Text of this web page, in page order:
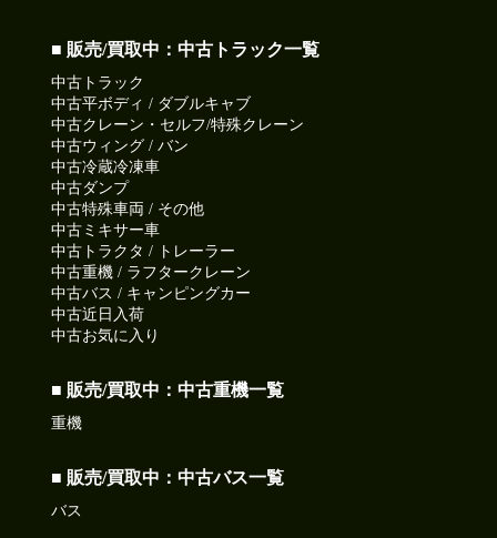
【商品番号:14291】高所作業車 H23 デュトロ アイチコーポレ
ーション製 電工仕様 FRPバケット サブバッテリー仕様
☎0120-93-8833 営業担当:児玉
「HP見て」とお伝えいただけるとスムーズです❗
2026-07-15
気温上昇35℃超えるかも!!
今日も元気に頑張りましょう!
●本日ご紹介車両●
【商品番号:14237】高所作業車 H18 デュトロ アイチコーポレ
ーション製 地上高22.1m 自動格納機能 首振りバケット
☎0120-98-1457 営業担当:阿部
「HP見て」とお伝えいただけるとスムーズです❗
今日は明治19年に日本標準時の基準を東経135度に制定され
た日
■ 販売/買取中：中古トラック一覧
中古トラック
中古平ボディ / ダブルキャブ
中古クレーン・セルフ/特殊クレーン
中古ウィング / バン
中古冷蔵冷凍車
中古ダンプ
中古特殊車両 / その他
中古ミキサー車
中古トラクタ / トレーラー
中古重機 / ラフタークレーン
中古バス / キャンピングカー
中古近日入荷
中古お気に入り
■ 販売/買取中：中古重機一覧
重機
■ 販売/買取中：中古バス一覧
バス